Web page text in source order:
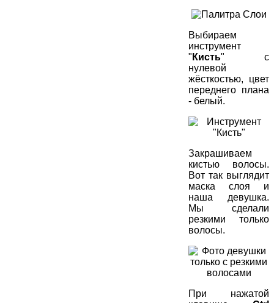
Выбираем
инструмент
" Кисть" с
нулевой
жёсткостью, цвет
переднего плана
- белый.
Закрашиваем
кистью волосы.
Вот так выглядит
маска слоя и
наша девушка.
Мы сделали
резкими только
волосы.
При нажатой